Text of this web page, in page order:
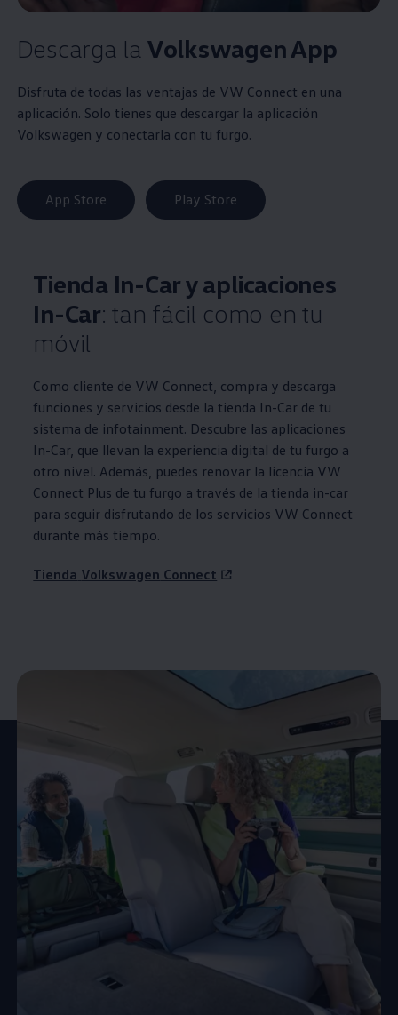
Descarga la VolkswagenApp
Disfruta de todas las ventajas de VW Connect en una
aplicación. Solo tienes que descargar la aplicación
Volkswagen y conectarla con tu furgo.
App Store Play Store
Tienda In-Car y aplicaciones
In-Car: tan fácil como en tu
móvil
Como cliente de VW Connect, compra y descarga
funciones y servicios desde la tienda In-Car de tu
sistema de infotainment. Descubre las aplicaciones
In-Car, que llevan la experiencia digital de tu furgo a
otro nivel. Además, puedes renovar la licencia VW
Connect Plus de tu furgo a través de la tienda in-car
para seguir disfrutando de los servicios VW Connect
durante más tiempo.
Tienda Volkswagen Connect